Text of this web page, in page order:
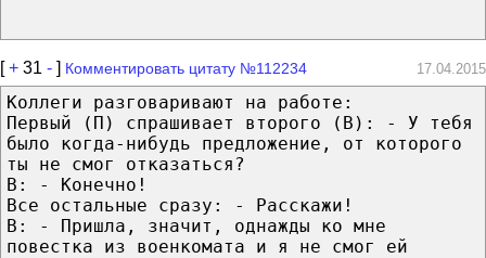
[+ 31 - ] Комментировать цитату №112234 17.04.2015
Коллеги разговаривают на работе:
Первый (П) спрашивает второго (В): - У тебя
было когда-нибудь предложение, от которого
ты не смог отказаться?
В: - Конечно!
Все остальные сразу: - Расскажи!
В: - Пришла, значит, однажды ко мне
повестка из военкомата и я не смог ей